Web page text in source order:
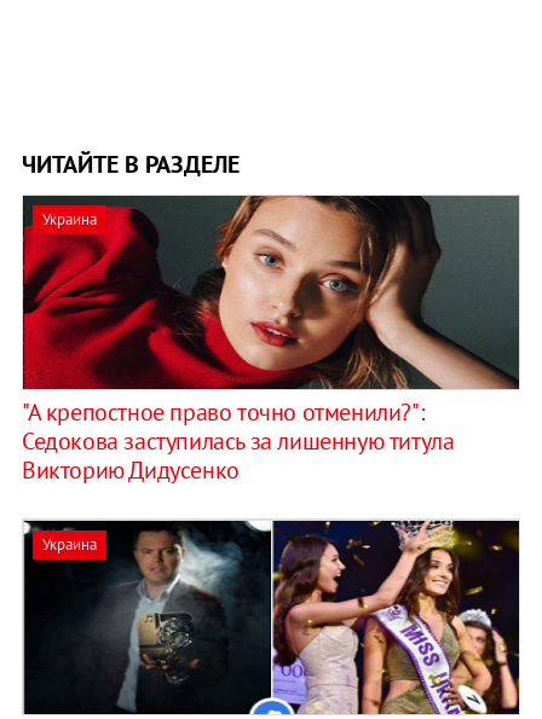
ЧИТАЙТЕ В РАЗДЕЛЕ
Украина
"А крепостное право точно отменили?":
Седoкова заступилась за лишенную титула
Викторию Дидусенко
Украина